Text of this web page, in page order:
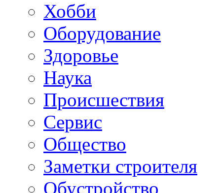
Хобби
Oборудование
Здоровье
Наука
Происшествия
Сервис
Общество
Заметки строителя
Обустройство